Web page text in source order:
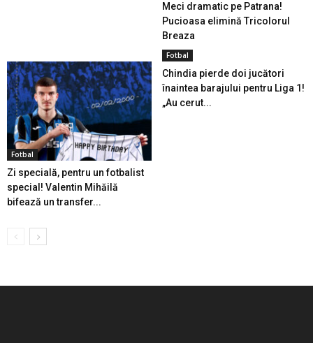
Meci dramatic pe Patrana!
Pucioasa elimină Tricolorul
Breaza
Fotbal
Zi specială, pentru un fotbalist
special! Valentin Mihăilă
bifează un transfer...
Fotbal
Chindia pierde doi jucători
înaintea barajului pentru Liga 1!
„Au cerut...